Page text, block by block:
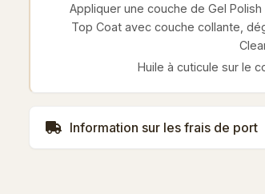
Appliquer une couche de Gel
Top Coat avec couche collante,
Huile à cuticule sur le
Information sur les frais de port